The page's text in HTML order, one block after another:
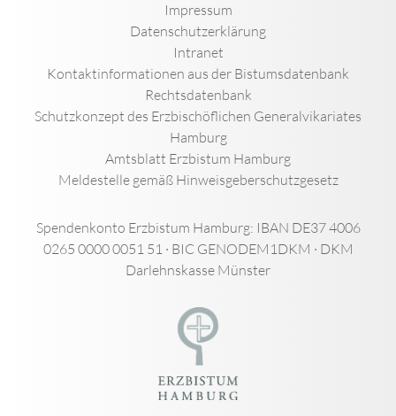
Impressum
Datenschutzerklärung
Intranet
Kontaktinformationen aus der Bistumsdatenbank
Rechtsdatenbank
Schutzkonzept des Erzbischöflichen Generalvikariates
Hamburg
Amtsblatt Erzbistum Hamburg
Meldestelle gemäß Hinweisgeberschutzgesetz
Spendenkonto Erzbistum Hamburg: IBAN DE37 4006
0265 0000 0051 51 · BIC GENODEM1DKM · DKM
Darlehnskasse Münster